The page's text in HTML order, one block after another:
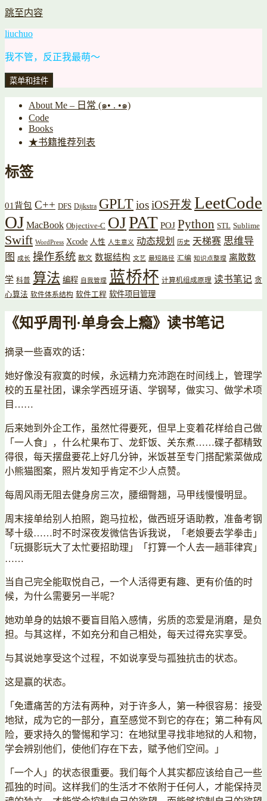
跳至内容
liuchuo
我不管，反正我最萌～
菜单和挂件
About Me – 日常 (๑• . •๑)
Code
Books
★书籍推荐列表
标签
01背包 C++ DFS Dijkstra GPLTiosiOS开发 LeetCode
OJ MacBook Objective-C OJPAT POJ Python STL Sublime
Swift WordPress Xcode 人性 人生意义 动态规划 历史 天梯赛 思维导
图
成长 操作系统 散文 数据结构 文艺 最短路径 汇编 知识点整理 离散数
学 科普 算法 编程 自我管理 蓝桥杯 计算机组成原理 读书笔记 贪
心算法 软件体系结构 软件工程 软件项目管理
《知乎周刊·单身会上瘾》读书笔记
摘录一些喜欢的话：
她好像没有寂寞的时候，永远精力充沛跑在时间线上，管理学
校的五星社团，课余学西班牙语、学钢琴，做实习、做学术项
目 ……
后来她到外企工作，虽然忙得要死，但早上变着花样给自己做
「一人食」，什么杧果布丁、龙虾饭、关东煮……碟子都精致
得很，每天摆盘要花上好几分钟，米饭甚至专门搭配紫菜做成
小熊猫图案，照片发知乎肯定不少人点赞。
每周风雨无阻去健身房三次，腰细臀翘，马甲线慢慢明显。
周末接单给别人拍照，跑马拉松，做西班牙语助教，准备考钢
琴十级……时不时深夜发微信告诉我说，「老娘要去学拳击」
「玩摄影玩大了太忙要招助理」「打算一个人去一趟菲律宾」
……
当自己完全能取悦自己，一个人活得更有趣、更有价值的时
候，为什么需要另一半呢？
她劝单身的姑娘不要盲目陷入感情，劣质的恋爱是消磨，是负
担。与其这样，不如充分和自己相处，每天过得充实享受。
与其说她享受这个过程，不如说享受与孤独抗击的状态。
这是赢的状态。
「免遭痛苦的方法有两种，对于许多人，第一种很容易：接受
地狱，成为它的一部分，直至感觉不到它的存在；第二种有风
险，要求持久的警惕和学习：在地狱里寻找非地狱的人和物，
学会辨别他们，使他们存在下去，赋予他们空间。」
「一个人」的状态很重要。我们每个人其实都应该给自己一些
孤独的时间。这样我们的生活才不依附于任何人，才能保持灵